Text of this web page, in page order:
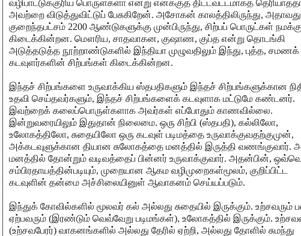
வழிபாட்டுக்குரிய பொருள்களா என்று எனக்குத் திட்டவட்டமாகத்
அவற்றை விடுத்துவிட்டுப் பேசுகிறேன். அசோகன் காலத்திலிருந்து, அதாவது
குறைந்தபட்சம் 2200 ஆண்டுகளுக்கு முன்பிருந்து, சிற்பப் பொருட்கள்
கிடைக்கின்றன. மௌரிய, சாதவாகன, குஷாண, குப்த என்று தொடங்கி
அடுத்தடுத்த நூற்றாண்டுகளில் இந்தியா முழுவதிலும் இந்து, புத்த, சமணக்
கடவுளர்களின் சிற்பங்கள் கிடைக்கின்றன.
இந்தச் சிற்பங்களை உருவாக்கிய ஸ்தபதிகளும் இந்தச் சிற்பங்களுக்கான
உதவி செய்தவர்களும், இந்தச் சிற்பங்களைக் கடவுளாக மட்டுமே கண்டனர்.
இவற்றைக் கலைப்பொருள்களாக அவர்கள் எப்போதும் காணவில்லை.
இன்றுவரையிலும் இதுதான் நிலைமை. ஒரு சிற்பி (ஸ்தபதி), கல்லிலோ,
உலோகத்திலோ, சுதையிலோ ஒரு கடவுள் படிமத்தை உருவாக்குவதற்குமுன்,
அக்கடவுளுக்கான தியான சுலோகத்தை மனத்தில் இருத்தி வணங்குவார்.
மனத்தில் தோன்றும் வடிவத்தைப் பின்னர் உருவாக்குவார். அதன்பின்,
சம்பிரதாயத்தின்படியும், முறையான ஆகம வழிமுறைகள்மூலம், குறிப்பிட்ட
கடவுளின் தன்மை அச்சிலையினுள் ஆவாகனம் செய்யப்படும்.
இந்துக் கோவில்களில் மூலவர் கல் அல்லது சுதையில் இருக்கும். உற்சவரும்
ஏற்பவரும் (இரண்டும் வெவ்வேறு படிமங்கள்), உலோகத்தில் இருக்கும்.
(உற்சவபேரர்) வாகனங்களில் அல்லது தேரில் ஏற்றி, அல்லது தோளில் சுமந்து